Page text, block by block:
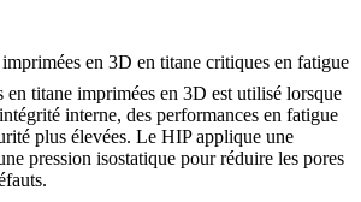
en 3D en titane critiques en fatigue
en titane imprimées en 3D est utilisé lorsque
interne, des performances en fatigue
plus élevées. Le HIP applique une
pression isostatique pour réduire les pores